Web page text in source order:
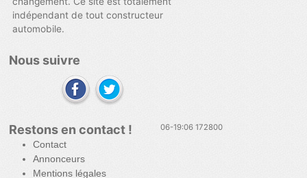
indépendant de tout constructeur
automobile.
Nous suivre
Restons en contact !
Contact
Annonceurs
Mentions légales
06-19:06 172800